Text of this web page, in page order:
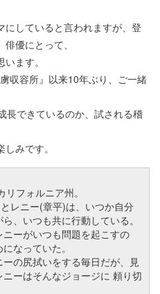
していると言われますが、登
優にとって、
ます。
収容所』以来10年ぶり、ご一緒
長できているのか、試される稽
みです。
フォルニア州。
レニー(章平)は、いつか自分
、いつも共に行動している。
ーがいつも問題を起こすの
なっていた。
の尻拭いをする毎日だが、見
ーはそんなジョージに 頼り切